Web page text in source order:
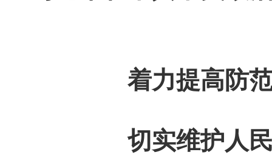
着力提高防
切实维护人